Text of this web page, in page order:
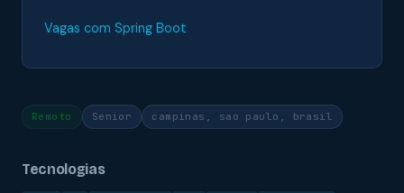
Remoto Senior campinas, sao paulo, brasil
Tecnologias
Vagas com Spring Boot